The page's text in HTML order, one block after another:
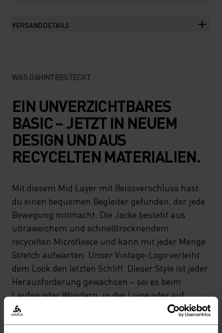
VERSANDDETAILS
WAS DAHINTERSTECKT
EIN UNVERZICHTBARES
BASIC – JETZT IN NEUEM
DESIGN UND AUS
RECYCELTEN MATERIALIEN.
Mit diesem Mid Layer mit Reissverschluss hast
du einen bequemen Begleiter gefunden, der jede
Bewegung mitmacht. Die Jacke besteht aus
ultraweichem und schnelltrocknendem
recycelten Microfleece und kann mit jeder Menge
Stretch aufwarten. Unser Vintage-Logo verleiht
dem Look den letzten Schliff. Dieser Style ist jeder
Herausforderung gewachsen – sei es beim
Laufen oder Wandern, in der Loipe oder auf
Skitouren. Vielseitiger geht’s nicht.